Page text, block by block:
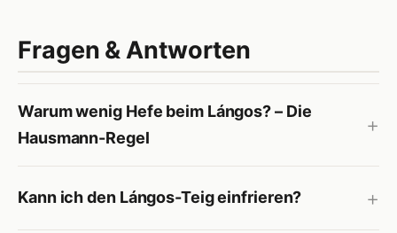
Fragen & Antworten
Warum wenig Hefe beim Lángos? – Die
Hausmann-Regel
Kann ich den Lángos-Teig einfrieren?